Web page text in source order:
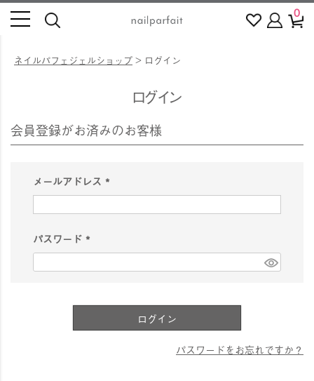
0
ネイルパフェジェルショップ ログイン
ログイン
会員登録がお済みのお客様
メールアドレス
(
必
パスワード
(
必
ログイン
パスワードをお忘れですか？